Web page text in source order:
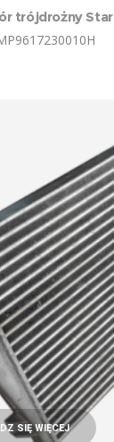
trójdrożny Star
SIĘ WIĘCEJ